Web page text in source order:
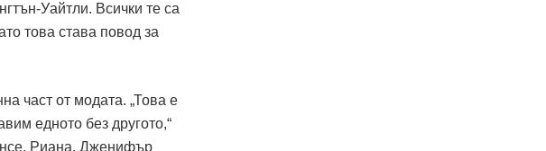
Уайтли. Всички те са
това става повод за
част от модата. „Това е
едното без другото,“
Риана, Дженифър